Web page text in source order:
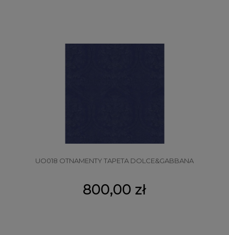
UO018 OTNAMENTY TAPETA DOLCE&GABBANA
800,00 zł